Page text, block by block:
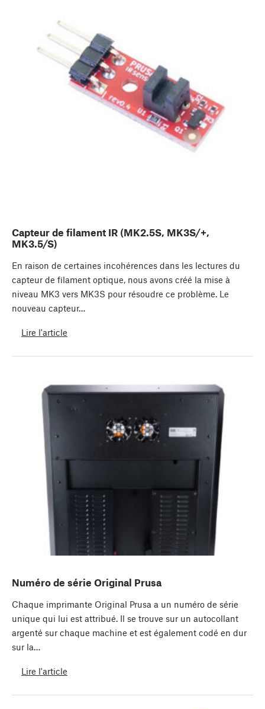
Capteur de filament IR (MK2.5S, MK3S/+,
MK3.5/S)
En raison de certaines incohérences dans les lectures du
capteur de filament optique, nous avons créé la mise à
niveau MK3 vers MK3S pour résoudre ce problème. Le
nouveau capteur…
Lire l'article
Numéro de série Original Prusa
Chaque imprimante Original Prusa a un numéro de série
unique qui lui est attribué. Il se trouve sur un autocollant
argenté sur chaque machine et est également codé en dur
sur la…
Lire l'article